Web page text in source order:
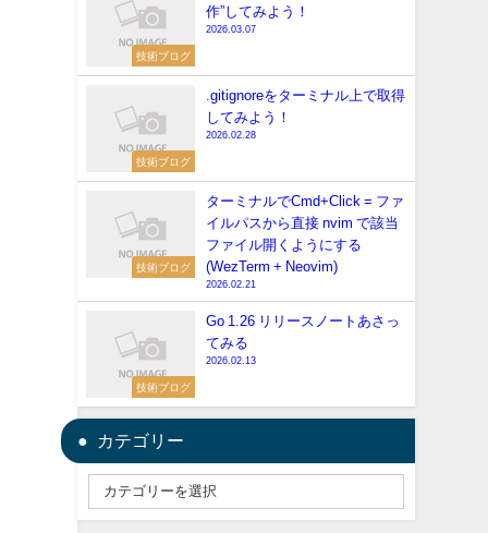
技術ブログ
作”してみよう！
2026.03.07
技術ブログ
.gitignoreをターミナル上で取得
してみよう！
2026.02.28
技術ブログ
ターミナルでCmd+Click = ファ
イルパスから直接 nvim で該当
ファイル開くようにする
(WezTerm + Neovim)
2026.02.21
技術ブログ
Go 1.26 リリースノートあさっ
てみる
2026.02.13
カテゴリー